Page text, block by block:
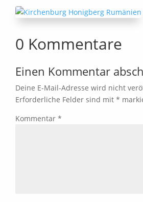
0 Kommentare
Einen Kommentar
Deine E-Mail-Adresse wird nicht
Erforderliche Felder sind mit *
Kommentar *